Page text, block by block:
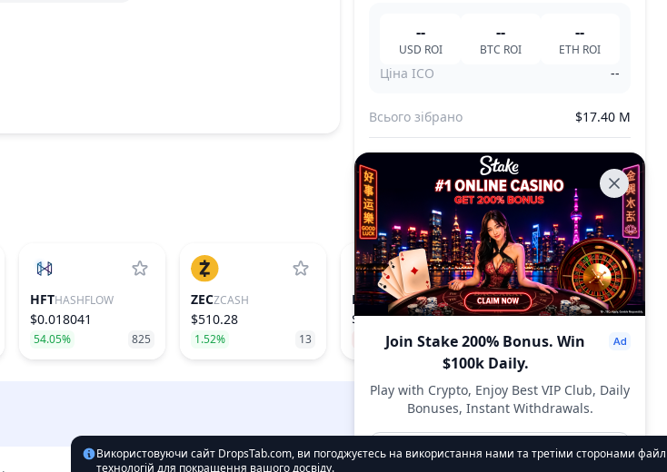
--
USD ROI
--
BTC ROI
--
ETH ROI
Ціна ICO --
Всього зібрано $17.40 M
Всього продано --
HFTHASHFLOW
$0.018041
54.05% 825
ZECZCASH
$510.28
1.52% 13
PUMPPUMP.FUN
$0.002396
−0.46% 55
DropsTab.com
Використовуючи сайт DropsTab.com, ви погоджуєтесь на використання нами та третіми сторонами
технологій для покращення вашого досвіду.
Join Stake 200% Bonus. Win
$100k Daily.
Play with Crypto, Enjoy Best VIP Club, Daily
Bonuses, Instant Withdrawals.
Join Now